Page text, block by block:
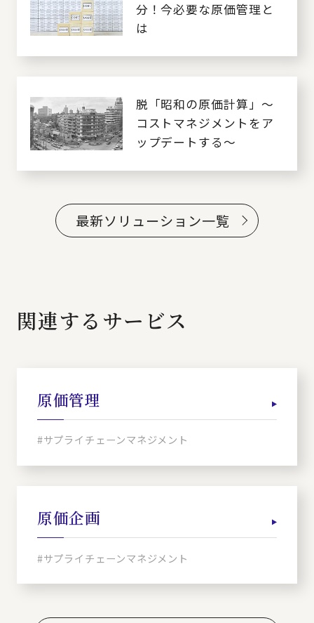
分！今必要な原価管理と
は
脱「昭和の原価計算」～
コストマネジメントをア
ップデートする～
最新ソリューション一覧
関連するサービス
原価管理
#サプライチェーンマネジメント
原価企画
#サプライチェーンマネジメント